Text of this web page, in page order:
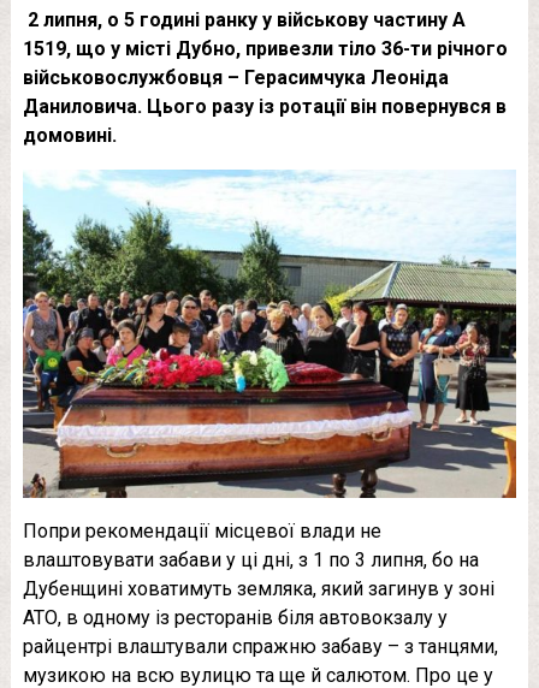
2 липня, о 5 годині ранку у військову частину А
1519, що у місті Дубно, привезли тіло 36-ти річного
військовослужбовця – Герасимчука Леоніда
Даниловича. Цього разу із ротації він повернувся в
домовині.
Попри рекомендації місцевої влади не
влаштовувати забави у ці дні, з 1 по 3 липня, бо на
Дубенщині ховатимуть земляка, який загинув у зоні
АТО, в одному із ресторанів біля автовокзалу у
райцентрі влаштували спражню забаву – з танцями,
музикою на всю вулицю та ще й салютом. Про це у